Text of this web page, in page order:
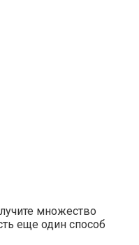
множество
еще один способ